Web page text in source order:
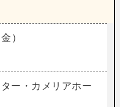
）
ー・カメリアホー